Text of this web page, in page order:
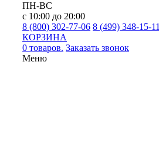
ПН-ВС
с 10:00 до 20:00
8 (800) 302-77-06 8 (499) 348-15-11
КОРЗИНА
0 товаров. Заказать звонок
Меню